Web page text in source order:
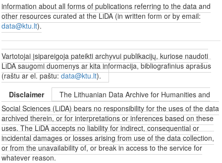
information about all forms of publications referring to the data and
other resources curated at the LiDA (in written form or by email:
data@ktu.lt).
Vartotojai įsipareigoja pateikti archyvui publikacijų, kuriose naudoti
LiDA saugomi duomenys ar kita informacija, bibliografinius aprašus
(raštu ar el. paštu:data@ktu.lt).
Disclaimer
The Lithuanian Data Archive for Humanities and
Social Sciences (LiDA) bears no responsibility for the uses of the data
archived therein, or for interpretations or inferences based on these
uses. The LiDA accepts no liability for indirect, consequential or
incidental damages or losses arising from use of the data collection,
or from the unavailability of, or break in access to the service for
whatever reason.